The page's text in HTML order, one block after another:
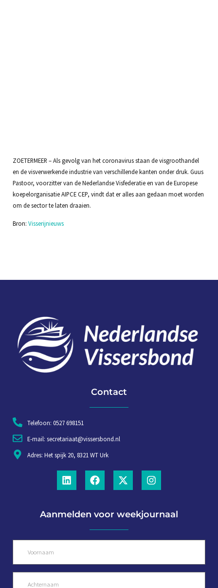
ZOETERMEER – Als gevolg van het coronavirus staan de visgroothandel
en de visverwerkende industrie van verschillende kanten onder druk. Guus
Pastoor, voorzitter van de Nederlandse Visfederatie en van de Europese
koepelorganisatie AIPCE CEP, vindt dat er alles aan gedaan moet worden
om de sector te laten draaien.
Bron: Visserijnieuws
Contact
Telefoon: 0527 698151
E-mail: secretariaat@vissersbond.nl
Adres: Het spijk 20, 8321 WT Urk
Aanmelden voor weekjournaal